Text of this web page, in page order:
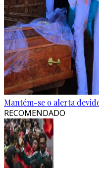
Mantém-se o alerta
RECOMENDADO